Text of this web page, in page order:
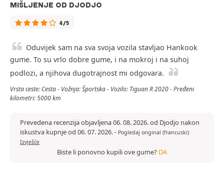
MIŠLJENJE OD DJODJO
4/5
Oduvijek sam na sva svoja vozila stavljao Hankook
gume. To su vrlo dobre gume, i na mokroj i na suhoj
podlozi, a njihova dugotrajnost mi odgovara.
Vrsta ceste: Cesta - Vožnja: Športska - Vozilo: Tiguan R 2020 - Pređeni
kilometri: 5000 km
Prevedena recenzija objavljena 06. 08. 2026. od Djodjo nakon
iskustva kupnje od 06. 07. 2026.- Pogledaj original (francuski)
Izvješće
Biste li ponovno kupili ove gume? DA